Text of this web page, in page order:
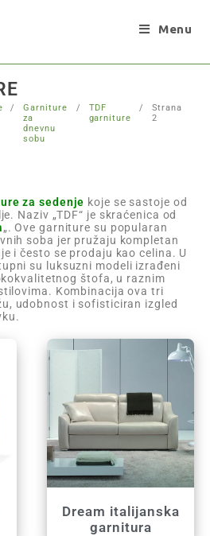
Menu
/
Garniture
za
dnevnu
sobu
/
TDF
garniture
/
Strana
2
za sedenje koje se sastoje od
Naziv „TDF“ je skraćenica od
„. Ove garniture su popularan
soba jer pružaju kompletan
i često se prodaju kao celina. U
su luksuzni modeli izrađeni
štofa, u raznim
Kombinacija ova tri
udobnost i sofisticiran izgled
Dream italijanska
garnitura